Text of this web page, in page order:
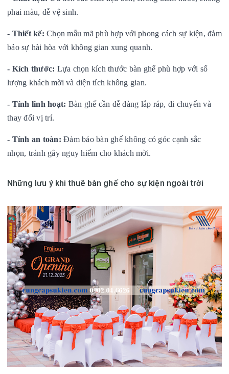
phai màu, dễ vệ sinh.
- Thiết kế: Chọn mẫu mã phù hợp với phong cách sự kiện, đảm
bảo sự hài hòa với không gian xung quanh.
- Kích thước: Lựa chọn kích thước bàn ghế phù hợp với số
lượng khách mời và diện tích không gian.
- Tính linh hoạt: Bàn ghế cần dễ dàng lắp ráp, di chuyển và
thay đổi vị trí.
- Tính an toàn: Đảm bảo bàn ghế không có góc cạnh sắc
nhọn, tránh gây nguy hiểm cho khách mời.
Những lưu ý khi thuê bàn ghế cho sự kiện ngoài trời